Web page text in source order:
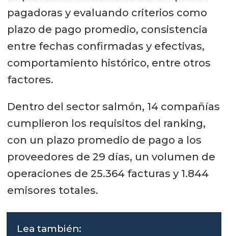
pagadoras y evaluando criterios como
plazo de pago promedio, consistencia
entre fechas confirmadas y efectivas,
comportamiento histórico, entre otros
factores.
Dentro del sector salmón, 14 compañías
cumplieron los requisitos del ranking,
con un plazo promedio de pago a los
proveedores de 29 días, un volumen de
operaciones de 25.364 facturas y 1.844
emisores totales.
Lea también: